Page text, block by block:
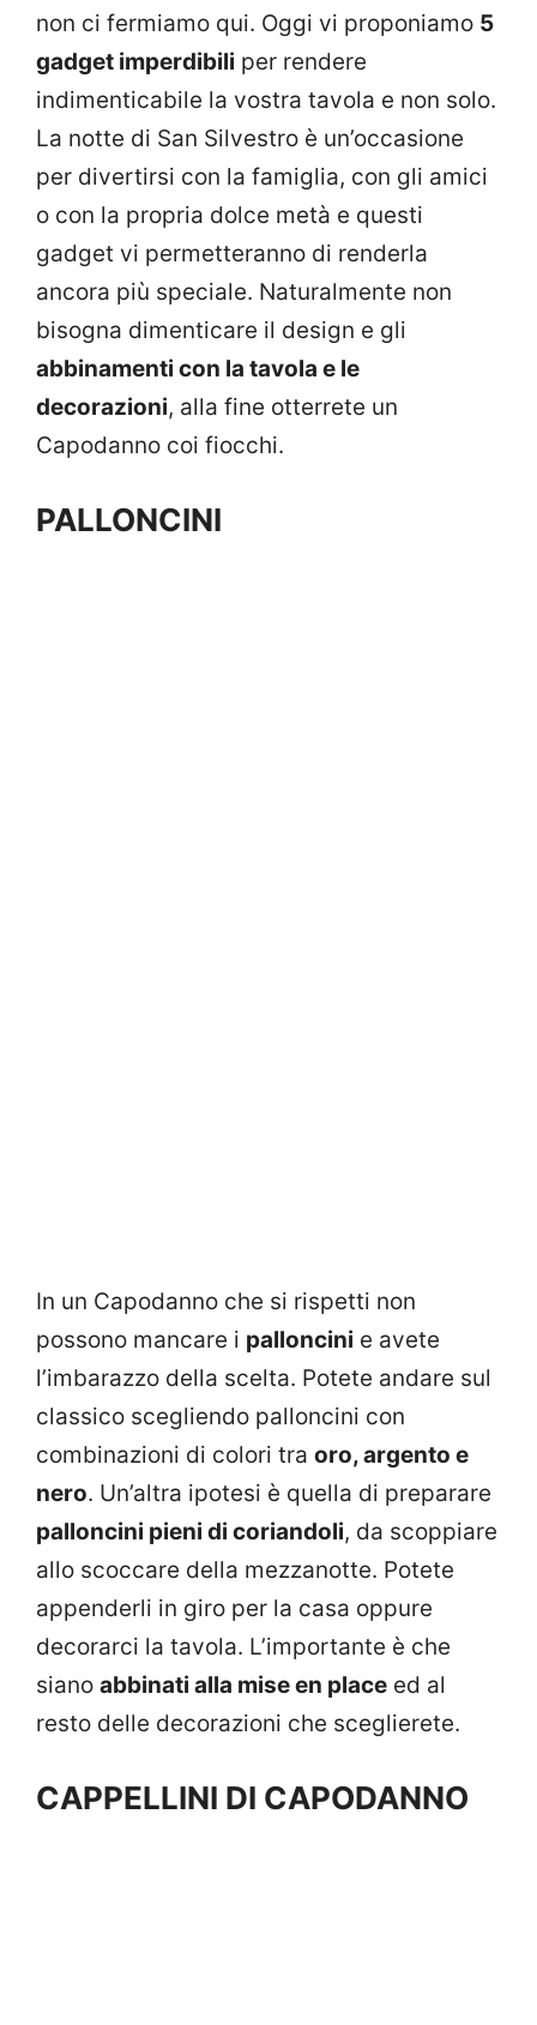
non ci fermiamo qui. Oggi vi proponiamo 5
gadget imperdibili per rendere
indimenticabile la vostra tavola e non solo.
La notte di San Silvestro è un’occasione
per divertirsi con la famiglia, con gli amici
o con la propria dolce metà e questi
gadget vi permetteranno di renderla
ancora più speciale. Naturalmente non
bisogna dimenticare il design e gli
abbinamenti con la tavola e le
decorazioni, alla fine otterrete un
Capodanno coi fiocchi.
PALLONCINI
In un Capodanno che si rispetti non
possono mancare i palloncini e avete
l’imbarazzo della scelta. Potete andare sul
classico scegliendo palloncini con
combinazioni di colori tra oro, argento e
nero. Un’altra ipotesi è quella di preparare
palloncini pieni di coriandoli, da scoppiare
allo scoccare della mezzanotte. Potete
appenderli in giro per la casa oppure
decorarci la tavola. L’importante è che
siano abbinati alla mise en place ed al
resto delle decorazioni che sceglierete.
CAPPELLINI DI CAPODANNO